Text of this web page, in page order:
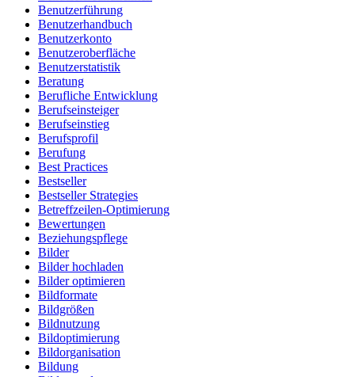
Benutzerführung
Benutzerhandbuch
Benutzerkonto
Benutzeroberfläche
Benutzerstatistik
Beratung
Berufliche Entwicklung
Berufseinsteiger
Berufseinstieg
Berufsprofil
Berufung
Best Practices
Bestseller
Bestseller Strategies
Betreffzeilen-Optimierung
Bewertungen
Beziehungspflege
Bilder
Bilder hochladen
Bilder optimieren
Bildformate
Bildgrößen
Bildnutzung
Bildoptimierung
Bildorganisation
Bildung